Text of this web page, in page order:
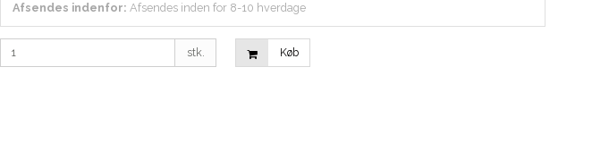
Afsendes indenfor: Afsendes inden for 8-10 hverdage
stk. Køb